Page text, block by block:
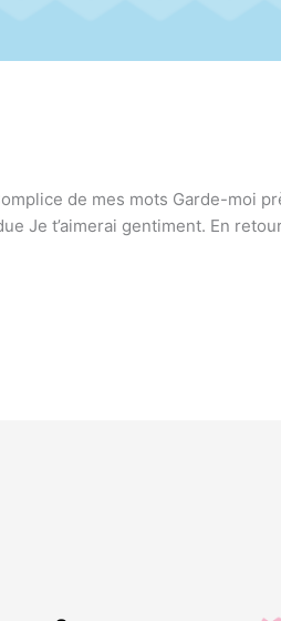
de mes mots Garde-moi
Je t’aimerai gentiment. En